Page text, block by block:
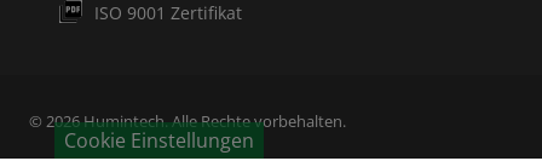
ISO 9001 Zertifikat
© 2026 Humintech. Alle Rechte vorbehalten.
Cookie Einstellungen